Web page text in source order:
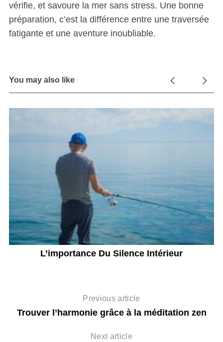
vérifie, et savoure la mer sans stress. Une bonne
préparation, c’est la différence entre une traversée
fatigante et une aventure inoubliable.
You may also like
L’importance Du Silence Intérieur
Previous article
Trouver l’harmonie grâce à la méditation zen
Next article